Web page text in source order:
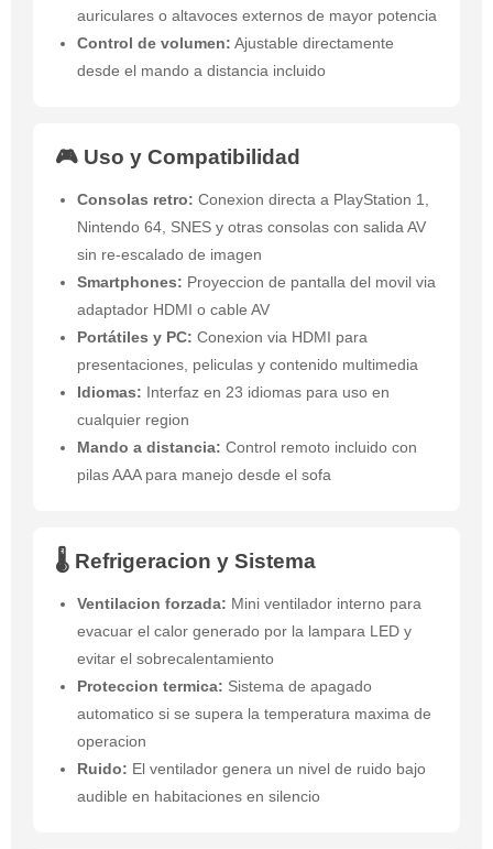
auriculares o altavoces externos de mayor potencia
Control de volumen: Ajustable directamente
desde el mando a distancia incluido
🎮 Uso y Compatibilidad
Consolas retro: Conexion directa a PlayStation 1,
Nintendo 64, SNES y otras consolas con salida AV
sin re-escalado de imagen
Smartphones: Proyeccion de pantalla del movil via
adaptador HDMI o cable AV
Portátiles y PC: Conexion via HDMI para
presentaciones, peliculas y contenido multimedia
Idiomas: Interfaz en 23 idiomas para uso en
cualquier region
Mando a distancia: Control remoto incluido con
pilas AAA para manejo desde el sofa
🌡️ Refrigeracion y Sistema
Ventilacion forzada: Mini ventilador interno para
evacuar el calor generado por la lampara LED y
evitar el sobrecalentamiento
Proteccion termica: Sistema de apagado
automatico si se supera la temperatura maxima de
operacion
Ruido: El ventilador genera un nivel de ruido bajo
audible en habitaciones en silencio